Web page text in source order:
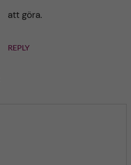
att göra.
REPLY